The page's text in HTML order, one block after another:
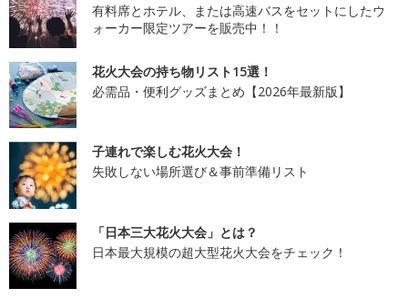
有料席とホテル、または高速バスをセットにしたウ
ォーカー限定ツアーを販売中！！
花火大会の持ち物リスト15選！
必需品・便利グッズまとめ【2026年最新版】
子連れで楽しむ花火大会！
失敗しない場所選び＆事前準備リスト
「日本三大花火大会」とは？
日本最大規模の超大型花火大会をチェック！